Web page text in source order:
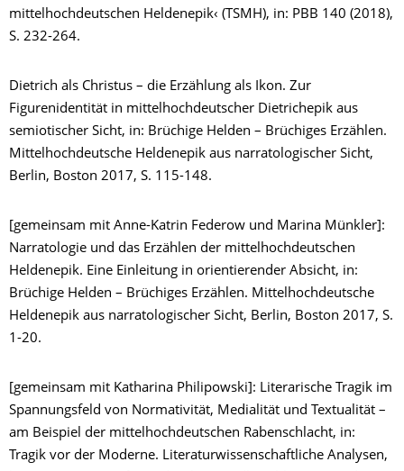
mittelhochdeutschen Heldenepik‹ (TSMH), in: PBB 140 (2018),
S. 232-264.
Dietrich als Christus – die Erzählung als Ikon. Zur
Figurenidentität in mittelhochdeutscher Dietrichepik aus
semiotischer Sicht, in: Brüchige Helden – Brüchiges Erzählen.
Mittelhochdeutsche Heldenepik aus narratologischer Sicht,
Berlin, Boston 2017, S. 115-148.
[gemeinsam mit Anne-Katrin Federow und Marina Münkler]:
Narratologie und das Erzählen der mittelhochdeutschen
Heldenepik. Eine Einleitung in orientierender Absicht, in:
Brüchige Helden – Brüchiges Erzählen. Mittelhochdeutsche
Heldenepik aus narratologischer Sicht, Berlin, Boston 2017, S.
1-20.
[gemeinsam mit Katharina Philipowski]: Literarische Tragik im
Spannungsfeld von Normativität, Medialität und Textualität –
am Beispiel der mittelhochdeutschen Rabenschlacht, in:
Tragik vor der Moderne. Literaturwissenschaftliche Analysen,